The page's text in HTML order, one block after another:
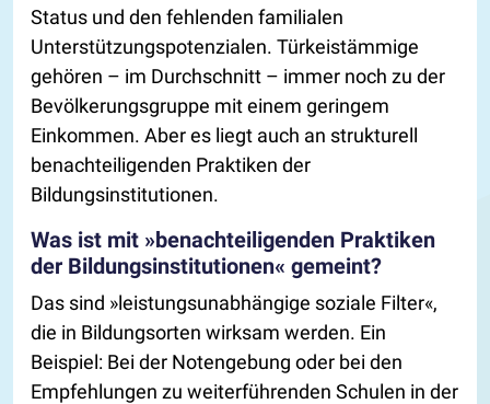
Status und den fehlenden familialen
Unterstützungspotenzialen. Türkeistämmige
gehören – im Durchschnitt – immer noch zu der
Bevölkerungsgruppe mit einem geringem
Einkommen. Aber es liegt auch an strukturell
benachteiligenden Praktiken der
Bildungsinstitutionen.
Was ist mit »benachteiligenden Praktiken
der Bildungsinstitutionen« gemeint?
Das sind »leistungsunabhängige soziale Filter«,
die in Bildungsorten wirksam werden. Ein
Beispiel: Bei der Notengebung oder bei den
Empfehlungen zu weiterführenden Schulen in der